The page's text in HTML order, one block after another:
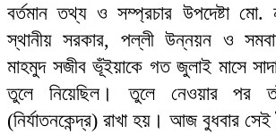
বর্তমান তথ্য ও সম্প্রচার উপদেষ্টা মো.
স্থানীয় সরকার, পল্লী উন্নয়ন ও
মাহমুদ সজীব ভূঁইয়াকে গত জুলাই মাসে
তুলে নিয়েছিল। তুলে নেওয়ার পর
(নির্যাতনকেন্দ্র) রাখা হয়। আজ বুধবার সেই